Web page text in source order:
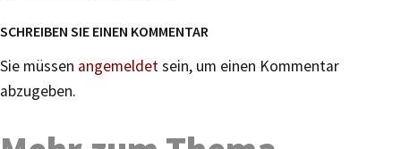
SCHREIBEN SIE EINEN KOMMENTAR
Sie müssen angemeldetsein, um einen Kommentar
abzugeben.